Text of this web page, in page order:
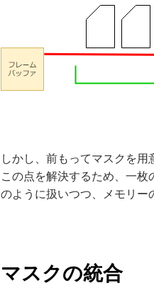
しかし、前もってマスクを用
この点を解決するため、一
のように扱いつつ、メモリー
マスクの統合